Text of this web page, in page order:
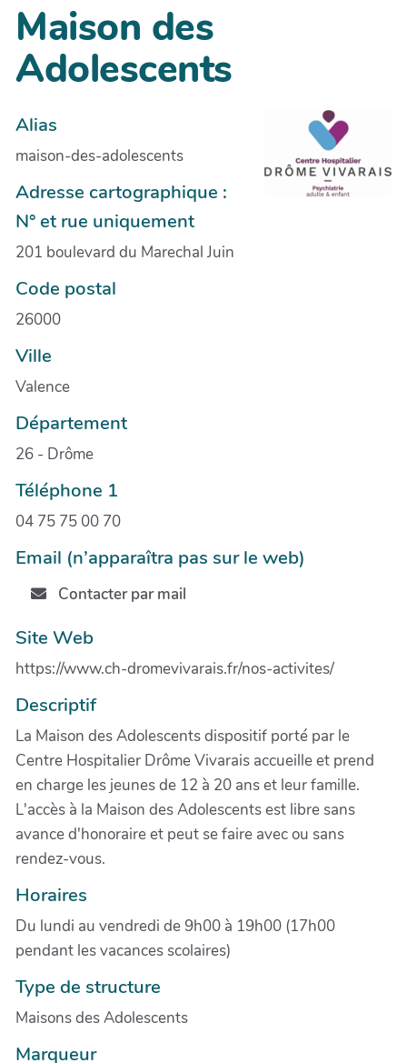
Maison des
Adolescents
Alias
maison-des-adolescents
Adresse cartographique :
N° et rue uniquement
201 boulevard du Marechal Juin
Code postal
26000
Ville
Valence
Département
26 - Drôme
Téléphone 1
04 75 75 00 70
Email (n’apparaîtra pas sur le web)
Contacter par mail
Site Web
https://www.ch-dromevivarais.fr/nos-activites/
Descriptif
La Maison des Adolescents dispositif porté par le
Centre Hospitalier Drôme Vivarais accueille et prend
en charge les jeunes de 12 à 20 ans et leur famille.
L'accès à la Maison des Adolescents est libre sans
avance d'honoraire et peut se faire avec ou sans
rendez-vous.
Horaires
Du lundi au vendredi de 9h00 à 19h00 (17h00
pendant les vacances scolaires)
Type de structure
Maisons des Adolescents
Marqueur